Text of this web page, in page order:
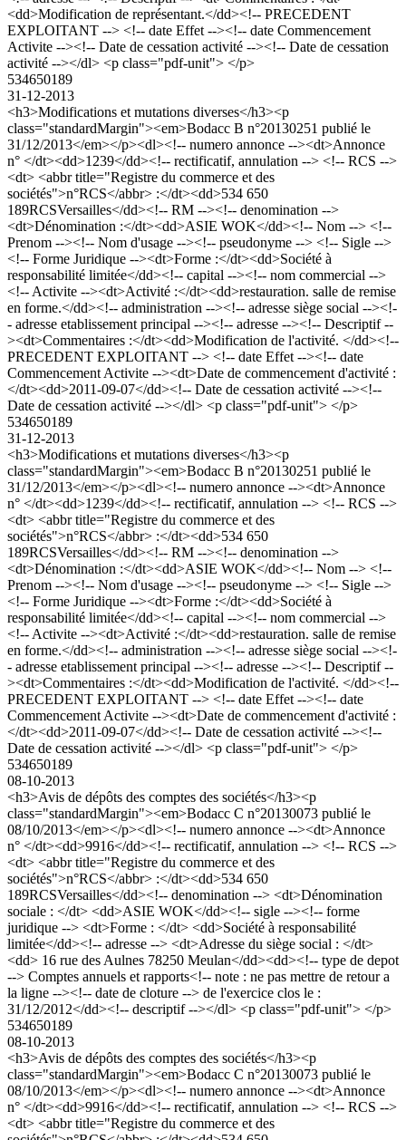
<dd>Modification de représentant.</dd><!-- PRECEDENT
EXPLOITANT --> <!-- date Effet --><!-- date Commencement
Activite --><!-- Date de cessation activité --><!-- Date de cessation
activité --></dl> <p class="pdf-unit"> </p>
534650189
31-12-2013
<h3>Modifications et mutations diverses</h3><p
class="standardMargin"><em>Bodacc B n°20130251 publié le
31/12/2013</em></p><dl><!-- numero annonce --><dt>Annonce
n° </dt><dd>1239</dd><!-- rectificatif, annulation --> <!-- RCS -->
<dt> <abbr title="Registre du commerce et des
sociétés">n°RCS</abbr> :</dt><dd>534 650
189RCSVersailles</dd><!-- RM --><!-- denomination -->
<dt>Dénomination :</dt><dd>ASIE WOK</dd><!-- Nom --> <!--
Prenom --><!-- Nom d'usage --><!-- pseudonyme --> <!-- Sigle -->
<!-- Forme Juridique --><dt>Forme :</dt><dd>Société à
responsabilité limitée</dd><!-- capital --><!-- nom commercial -->
<!-- Activite --><dt>Activité :</dt><dd>restauration. salle de remise
en forme.</dd><!-- administration --><!-- adresse siège social --><!-
- adresse etablissement principal --><!-- adresse --><!-- Descriptif --
><dt>Commentaires :</dt><dd>Modification de l'activité. </dd><!--
PRECEDENT EXPLOITANT --> <!-- date Effet --><!-- date
Commencement Activite --><dt>Date de commencement d'activité :
</dt><dd>2011-09-07</dd><!-- Date de cessation activité --><!--
Date de cessation activité --></dl> <p class="pdf-unit"> </p>
534650189
31-12-2013
<h3>Modifications et mutations diverses</h3><p
class="standardMargin"><em>Bodacc B n°20130251 publié le
31/12/2013</em></p><dl><!-- numero annonce --><dt>Annonce
n° </dt><dd>1239</dd><!-- rectificatif, annulation --> <!-- RCS -->
<dt> <abbr title="Registre du commerce et des
sociétés">n°RCS</abbr> :</dt><dd>534 650
189RCSVersailles</dd><!-- RM --><!-- denomination -->
<dt>Dénomination :</dt><dd>ASIE WOK</dd><!-- Nom --> <!--
Prenom --><!-- Nom d'usage --><!-- pseudonyme --> <!-- Sigle -->
<!-- Forme Juridique --><dt>Forme :</dt><dd>Société à
responsabilité limitée</dd><!-- capital --><!-- nom commercial -->
<!-- Activite --><dt>Activité :</dt><dd>restauration. salle de remise
en forme.</dd><!-- administration --><!-- adresse siège social --><!-
- adresse etablissement principal --><!-- adresse --><!-- Descriptif --
><dt>Commentaires :</dt><dd>Modification de l'activité. </dd><!--
PRECEDENT EXPLOITANT --> <!-- date Effet --><!-- date
Commencement Activite --><dt>Date de commencement d'activité :
</dt><dd>2011-09-07</dd><!-- Date de cessation activité --><!--
Date de cessation activité --></dl> <p class="pdf-unit"> </p>
534650189
08-10-2013
<h3>Avis de dépôts des comptes des sociétés</h3><p
class="standardMargin"><em>Bodacc C n°20130073 publié le
08/10/2013</em></p><dl><!-- numero annonce --><dt>Annonce
n° </dt><dd>9916</dd><!-- rectificatif, annulation --> <!-- RCS -->
<dt> <abbr title="Registre du commerce et des
sociétés">n°RCS</abbr> :</dt><dd>534 650
189RCSVersailles</dd><!-- denomination --> <dt>Dénomination
sociale : </dt> <dd>ASIE WOK</dd><!-- sigle --><!-- forme
juridique --> <dt>Forme : </dt> <dd>Société à responsabilité
limitée</dd><!-- adresse --> <dt>Adresse du siège social : </dt>
<dd> 16 rue des Aulnes 78250 Meulan</dd><dd><!-- type de depot
--> Comptes annuels et rapports<!-- note : ne pas mettre de retour a
la ligne --><!-- date de cloture --> de l'exercice clos le :
31/12/2012</dd><!-- descriptif --></dl> <p class="pdf-unit"> </p>
534650189
08-10-2013
<h3>Avis de dépôts des comptes des sociétés</h3><p
class="standardMargin"><em>Bodacc C n°20130073 publié le
08/10/2013</em></p><dl><!-- numero annonce --><dt>Annonce
n° </dt><dd>9916</dd><!-- rectificatif, annulation --> <!-- RCS -->
<dt> <abbr title="Registre du commerce et des